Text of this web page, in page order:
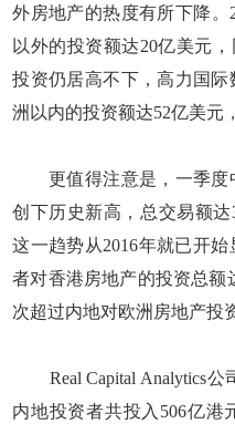
外房地产的热度有所下降。
以外的投资额达20亿美元
投资仍居高不下，高力国
洲以内的投资额达52亿美元
更值得注意是，一季度
创下历史新高，总交易额
这一趋势从2016年就已开
者对香港房地产的投资总额
次超过内地对欧洲房地产投
Real Capital Analytics公
内地投资者共投入506亿港